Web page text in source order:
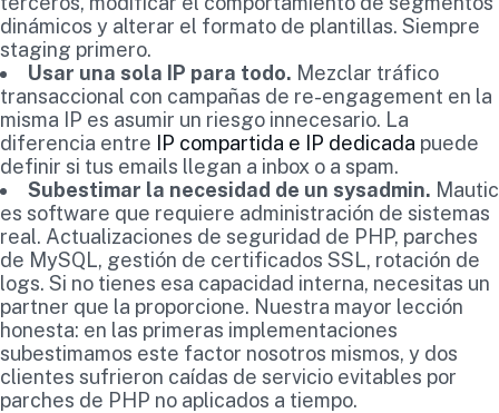
dinámicos y alterar el formato de plantillas. Siempre
staging primero.
Usar una sola IP para todo. Mezclar tráfico
transaccional con campañas de re-engagement en la
misma IP es asumir un riesgo innecesario. La
diferencia entre
IP compartida e IP dedicada puede
definir si tus emails llegan a inbox o a spam.
Subestimar la necesidad de un sysadmin. Mautic
es software que requiere administración de sistemas
real. Actualizaciones de seguridad de PHP, parches
de MySQL, gestión de certificados SSL, rotación de
logs. Si no tienes esa capacidad interna, necesitas un
partner que la proporcione. Nuestra mayor lección
honesta: en las primeras implementaciones
subestimamos este factor nosotros mismos, y dos
clientes sufrieron caídas de servicio evitables por
parches de PHP no aplicados a tiempo.